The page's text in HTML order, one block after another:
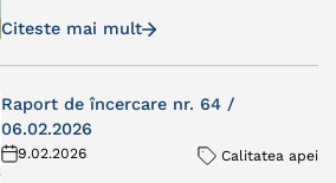
Citeste mai mult
Raport de încercare nr. 64 /
06.02.2026
9.02.2026 Calitatea apei